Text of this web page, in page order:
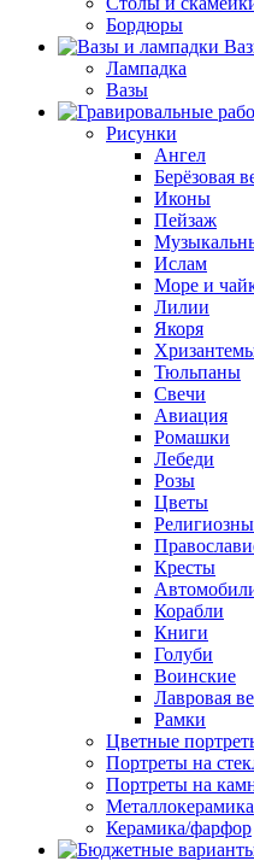
Бордюры
Лампадка
Вазы
Рисунки
Ангел
Берёзовая
Иконы
Пейзаж
Ислам
Море и
Лилии
Якоря
Тюльпаны
Свечи
Авиация
Ромашки
Лебеди
Розы
Цветы
Кресты
Корабли
Книги
Голуби
Воинские
Лавровая
Рамки
Цветные
Портреты на
Портреты на
Металлокерамика
Керамика/фарфор